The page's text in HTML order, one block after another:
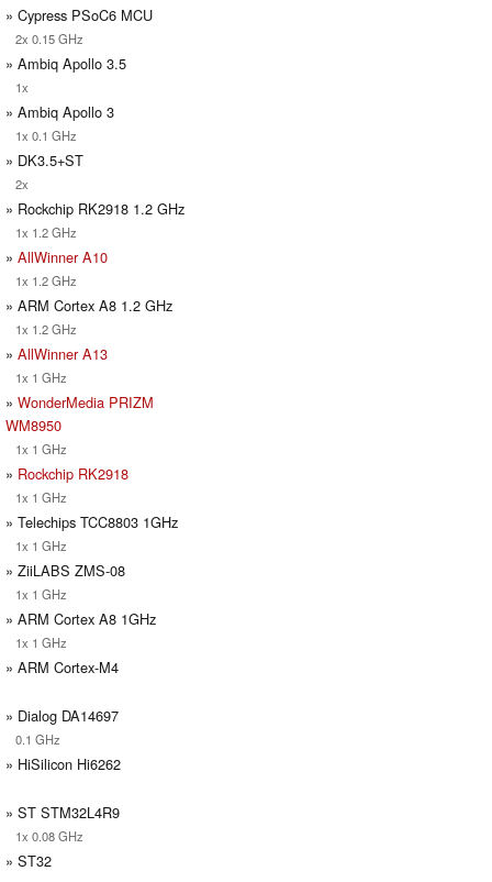
» Cypress PSoC6 MCU
2x 0.15 GHz
» Ambiq Apollo 3.5
1x
» Ambiq Apollo 3
1x 0.1 GHz
» DK3.5+ST
2x
» Rockchip RK2918 1.2 GHz
1x 1.2 GHz
» AllWinner A10
1x 1.2 GHz
» ARM Cortex A8 1.2 GHz
1x 1.2 GHz
» AllWinner A13
1x 1 GHz
» WonderMedia PRIZM
WM8950
1x 1 GHz
» Rockchip RK2918
1x 1 GHz
» Telechips TCC8803 1GHz
1x 1 GHz
» ZiiLABS ZMS-08
1x 1 GHz
» ARM Cortex A8 1GHz
1x 1 GHz
» ARM Cortex-M4
» Dialog DA14697
0.1 GHz
» HiSilicon Hi6262
» ST STM32L4R9
1x 0.08 GHz
» ST32